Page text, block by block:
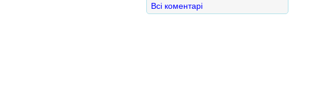
Всі коментарі